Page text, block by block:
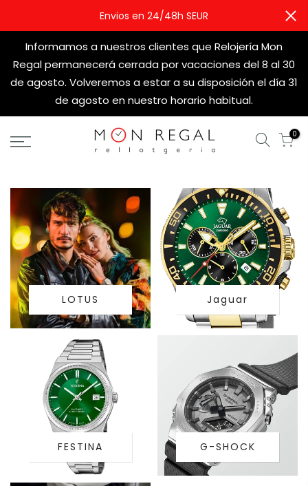
Envios en 24/48h SEUR
Informamos a nuestros clientes que Relojería Mon
Regal permanecerá cerrada por vacaciones del 8 al 30
de agosto. Volveremos a estar a su disposición el día 31
de agosto en nuestro horario habitual.
0
LOTUS
FESTINA
Jaguar
G-SHOCK